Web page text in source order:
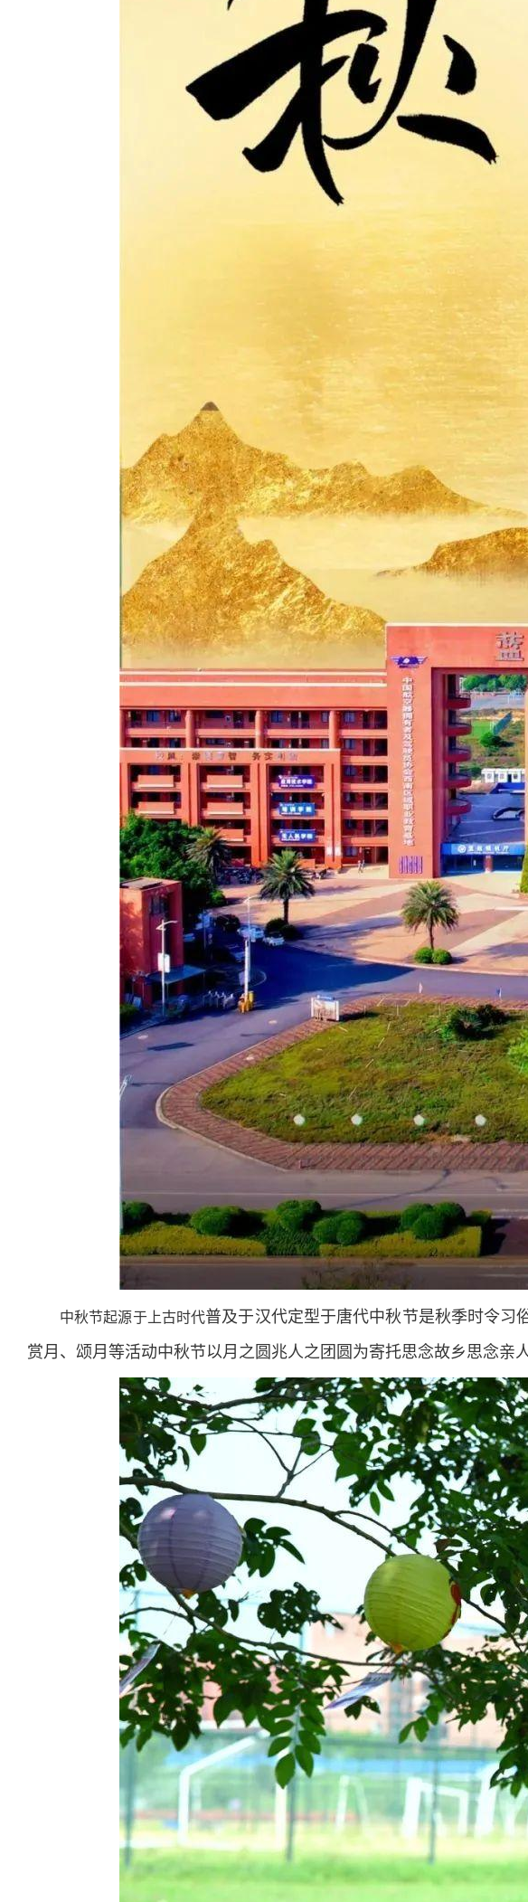
中秋节起源于上古时代普及于汉代定型于唐代中秋节是秋季时令习
赏月、颂月等活动中秋节以月之圆兆人之团圆为寄托思念故乡思念亲